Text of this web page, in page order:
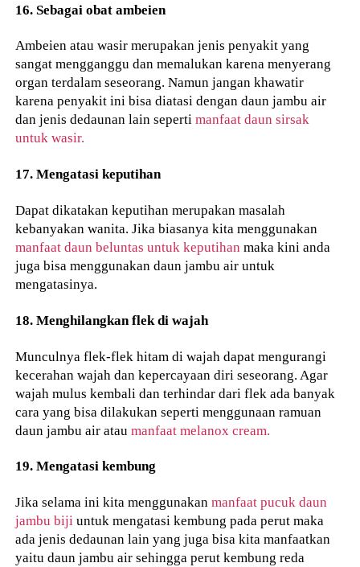
16. Sebagai obat ambeien
Ambeien atau wasir merupakan jenis penyakit yang
sangat mengganggu dan memalukan karena menyerang
organ terdalam seseorang. Namun jangan khawatir
karena penyakit ini bisa diatasi dengan daun jambu air
dan jenis dedaunan lain sepertimanfaat daun sirsak
untuk wasir.
17. Mengatasi keputihan
Dapat dikatakan keputihan merupakan masalah
kebanyakan wanita. Jika biasanya kita menggunakan
manfaat daun beluntas untuk keputihan maka kini anda
juga bisa menggunakan daun jambu air untuk
mengatasinya.
18. Menghilangkan flek di wajah
Munculnya flek-flek hitam di wajah dapat mengurangi
kecerahan wajah dan kepercayaan diri seseorang. Agar
wajah mulus kembali dan terhindar dari flek ada banyak
cara yang bisa dilakukan seperti menggunaan ramuan
daun jambu air ataumanfaat melanox cream.
19. Mengatasi kembung
Jika selama ini kita menggunakanmanfaat pucuk daun
jambu biji untuk mengatasi kembung pada perut maka
ada jenis dedaunan lain yang juga bisa kita manfaatkan
yaitu daun jambu air sehingga perut kembung reda